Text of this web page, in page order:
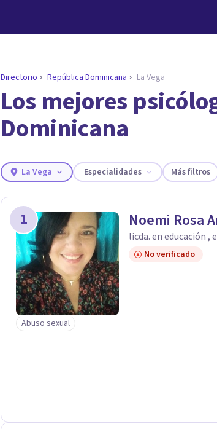
ENCONTRAR MI TERAPEUTA
¿Necesitas ayuda para
Responde a unas breves preguntas y te
necesidades.
Directorio República Dominicana La Vega
Los mejores
Dominicana
La Vega Especialidades Más filtros
1 Noemi Rosa
licda. en educación
No verificado
Abuso sexual